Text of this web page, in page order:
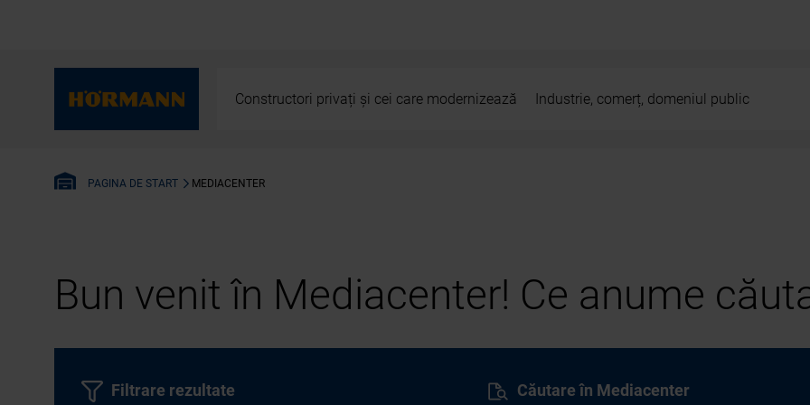
Constructori privați și cei care modernizează Industrie, comerț, domeniul public
PAGINA DE START MEDIACENTER
Bun venit în Mediacenter! Ce anume
Căutare în Mediacenter
Filtrare rezultate